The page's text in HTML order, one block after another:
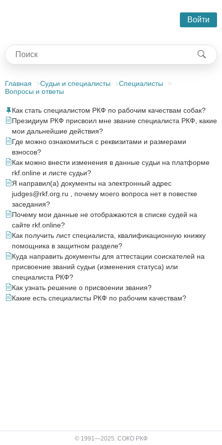
Войти
Главная Судьи и специалисты
Специалисты
Вопросы и ответы
Как стать специалистом РКФ по рабочим качествам собак?
Президиум РКФ присвоил мне звание специалиста РКФ, какие
мои дальнейшие действия?
Где можно ознакомиться с реквизитами и размерами
взносов?
Как можно внести изменения в данные судьи на платформе
rkf.online и листе судьи?
Я направил(а) документы на электронный адрес
judges@rkf.org.ru , почему моего вопроса нет в повестке
заседания?
Почему мои данные не отображаются в списке судей на
сайте rkf.online?
Как получить лист специалиста, квалификационную книжку
помощника в защитном разделе?
Куда направить документы для аттестации соискателей на
присвоение званий судьи (изменения статуса) или
специалиста РКФ?
Как узнать решение о присвоении звания?
Какие есть специалисты РКФ по рабочим качествам?
© 1991—2025. СОКО РКФ